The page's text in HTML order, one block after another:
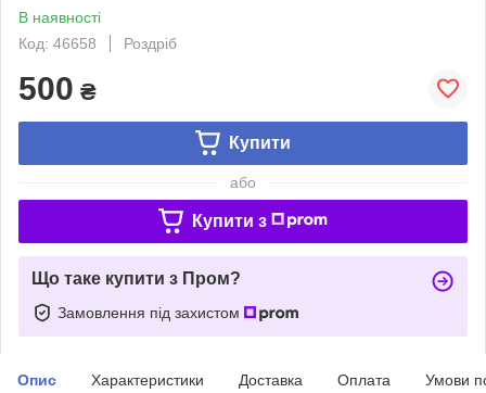
В наявності
Код: 46658
Роздріб
500 ₴
Купити
або
Купити з
Що таке купити з Пром?
Замовлення під захистом
Опис Характеристики Доставка Оплата Умови